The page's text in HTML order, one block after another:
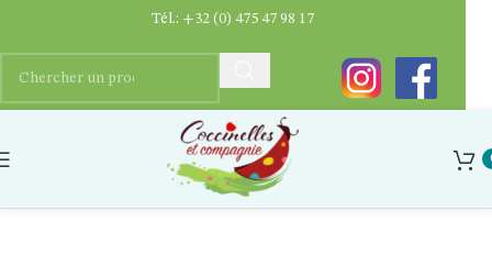
Tél.: +32 (0) 475 47 98 17